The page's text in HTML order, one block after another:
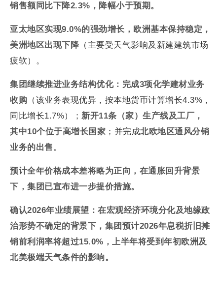
销售额同比下降2.3% ，降幅小于预期。
亚太地区实现9.0%的强劲增长，欧洲基本保持稳定，
美洲地区出现下降 （主要受天气影响及新建建筑市场
疲软）。
集团继续推进业务结构优化：完成3项化学建材业务
收购 （该业务表现优异，按本地货币计算增长4.3%，
同比增长1.7%）； 新开11条（家）生产线及工厂，
其中10个位于高增长国家 ；并完成北欧地区通风分销
业务的出售 。
预计全年价格成本差将略为正向，在通胀回升背景
下，集团已宣布进一步提价措施。
确认2026年业绩展望：在宏观经济环境分化及地缘政
治形势不确定的背景下，集团预计2026年息税折旧摊
销前利润率将超过15.0% ，上半年将受到年初欧洲及
北美极端天气条件的影响。